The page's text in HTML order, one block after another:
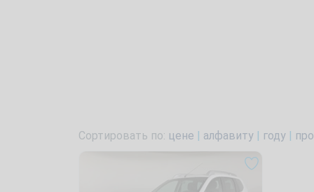
Сортировать по: цене | алфавиту | году |